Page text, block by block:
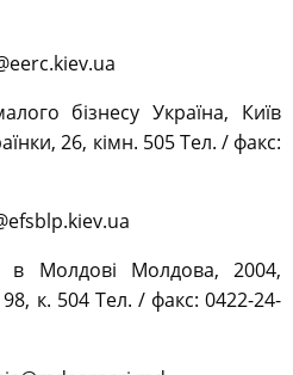
бізнесу Україна, Київ
26, кімн. 505 Тел. / факс:
в Молдові Молдова, 2004,
к. 504 Тел. / факс: 0422-24-